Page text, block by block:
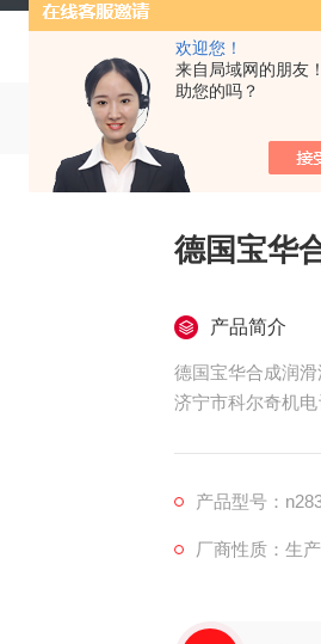
欢迎您！
来自局域网的朋友
助您的吗？
德国宝华
产品简介
德国宝华合成润滑
济宁市科尔奇机
产品型号：
厂商性质：生